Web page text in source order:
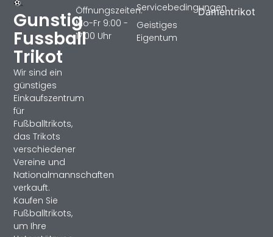
Gunstig
Fussball
Trikot
Wir sind ein
günstiges
Einkaufszentrum
für
Fußballtrikots,
das Trikots
verschiedener
Vereine und
Nationalmannschaften
verkauft.
Kaufen Sie
Fußballtrikots,
um Ihre
Damentrikot
Servicebedingungen
Geistiges
Eigentum
Öffnungszeiten:
Mo-Fr 9:00 -
17:00 Uhr